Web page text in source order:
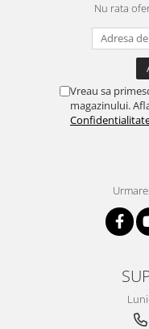
Nu rata
Vreau sa
magazinului.